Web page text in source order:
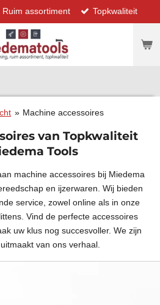
Ruim assortiment Topkwaliteit
» Machine accessoires
van Topkwaliteit
Tools
machine accessoires bij Miedema
en ijzerwaren. Wij bieden
service, zowel online als in onze
Vind de perfecte accessoires
uw klus nog succesvoller. We zijn
van ons verhaal.